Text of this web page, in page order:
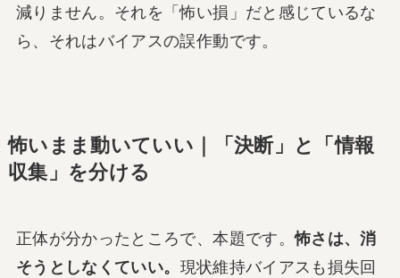
減りません。それを「怖い損」だと感じているな
ら、それはバイアスの誤作動です。
怖いまま動いていい｜「決断」と「情報
収集」を分ける
正体が分かったところで、本題です。怖さは、消
そうとしなくていい。 現状維持バイアスも損失回